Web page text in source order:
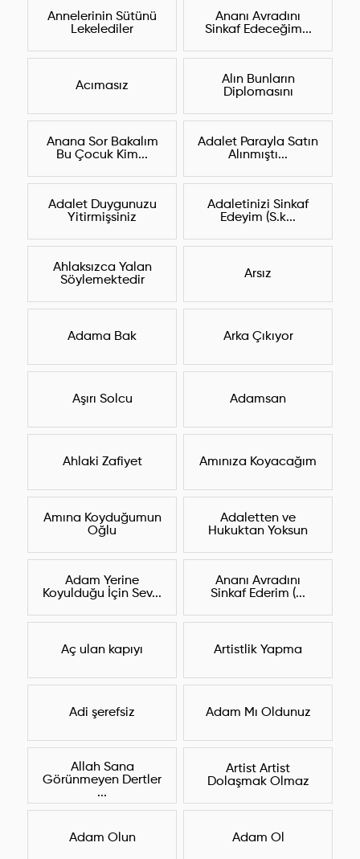
Annelerinin Sütünü
Lekelediler
Ananı Avradını
Sinkaf Edeceğim...
Acımasız
Alın Bunların
Diplomasını
Anana Sor Bakalım
Bu Çocuk Kim...
Adalet Parayla Satın
Alınmıştı...
Adalet Duygunuzu
Yitirmişsiniz
Adaletinizi Sinkaf
Edeyim (S.k...
Ahlaksızca Yalan
Söylemektedir
Arsız
Adama Bak Arka Çıkıyor
Aşırı Solcu Adamsan
Ahlaki Zafiyet Amınıza Koyacağım
Amına Koyduğumun
Oğlu
Adaletten ve
Hukuktan Yoksun
Adam Yerine
Koyulduğu İçin Sev...
Ananı Avradını
Sinkaf Ederim (...
Aç ulan kapıyı Artistlik Yapma
Adi şerefsiz Adam Mı Oldunuz
Allah Sana
Görünmeyen Dertler
...
Artist Artist
Dolaşmak Olmaz
Adam Olun Adam Ol